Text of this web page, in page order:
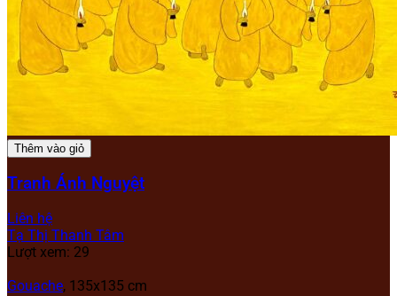
Thêm vào giỏ
Tranh Ánh Nguyệt
Liên hệ
Tạ Thị Thanh Tâm
Lượt xem: 29
Gouache, 135x135 cm